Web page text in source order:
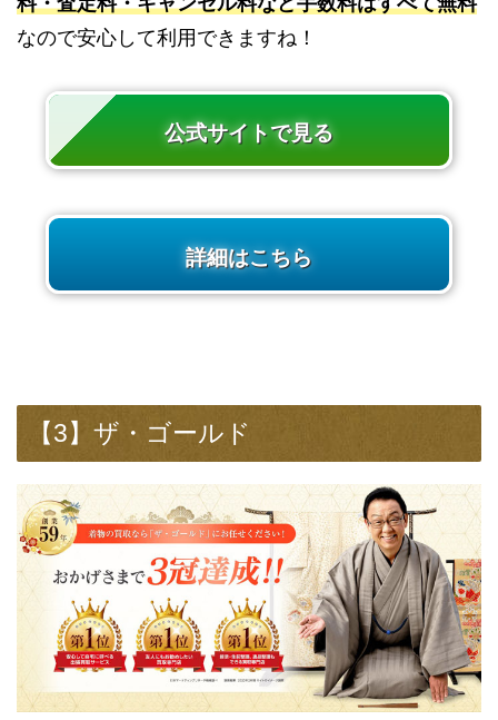
なので安心して利用できますね！
公式サイトで見る
詳細はこちら
【3】ザ・ゴールド